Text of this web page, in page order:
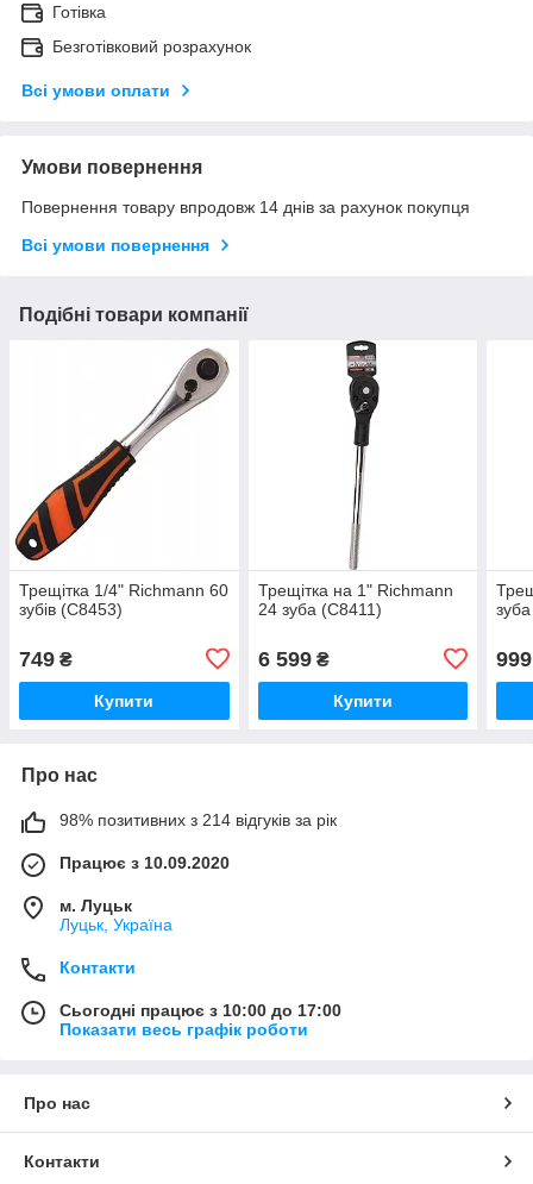
Готівка
Безготівковий розрахунок
Всі умови оплати
Умови повернення
Повернення товару впродовж 14 днів за рахунок покупця
Всі умови повернення
Подібні товари компанії
Трещітка 1/4" Richmann 60
зубів (C8453)
749 ₴
Купити
Трещітка на 1" Richmann
24 зуба (C8411)
6 599₴
Купити
999
Про нас
98% позитивних з 214 відгуків за рік
Працює з 10.09.2020
м. Луцьк
Луцьк, Україна
Контакти
Сьогодні працює з 10:00 до 17:00
Показати весь графік роботи
Про нас
Контакти